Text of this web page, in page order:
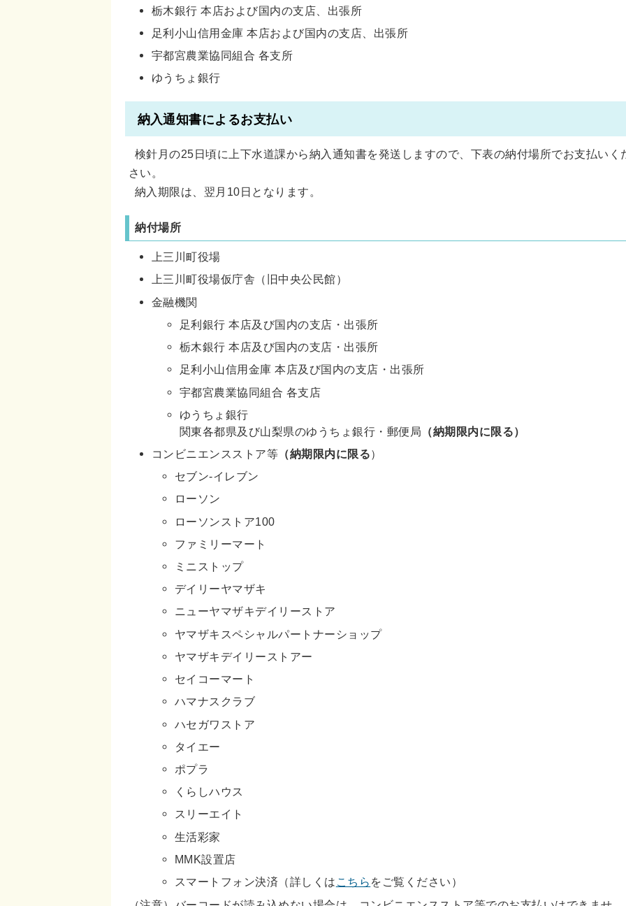
栃木銀行 本店および国内の支店、出張所
足利小山信用金庫 本店および国内の支店、出張所
宇都宮農業協同組合 各支所
ゆうちょ銀行
納入通知書によるお支払い
検針月の25日頃に上下水道課から納入通知書を発送しますので、下表の納付場所でお支払いく
さい。
納入期限は、翌月10日となります。
納付場所
上三川町役場
上三川町役場仮庁舎（旧中央公民館）
金融機関
足利銀行 本店及び国内の支店・出張所
栃木銀行 本店及び国内の支店・出張所
足利小山信用金庫 本店及び国内の支店・出張所
宇都宮農業協同組合 各支店
ゆうちょ銀行
関東各都県及び山梨県のゆうちょ銀行・郵便局 （納期限内に限る）
コンビニエンスストア等 （納期限内に限る）
セブン-イレブン
ローソン
ローソンストア100
ファミリーマート
ミニストップ
デイリーヤマザキ
ニューヤマザキデイリーストア
ヤマザキスペシャルパートナーショップ
ヤマザキデイリーストアー
セイコーマート
ハマナスクラブ
ハセガワストア
タイエー
ポプラ
くらしハウス
スリーエイト
生活彩家
MMK設置店
スマートフォン決済（詳しくは こちら をご覧ください）